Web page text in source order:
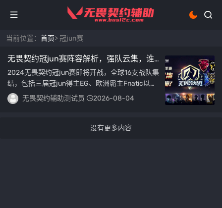
当前位置： 首页> 冠jun赛
无畏契约冠jun赛阵容解析，强队云集，谁
将问鼎？无畏契约冠jun赛巅峰对决，顶及
战队争霸，王者之争一触即发
2024无畏契约冠jun赛即将开战，全球16支战队集
结，包括三届冠jun得主EG、欧洲霸主Fnatic以及
太平洋赛区新锐DRX等劲旅，本届赛...
无畏契约辅助测试员 2026-08-04
没有更多内容